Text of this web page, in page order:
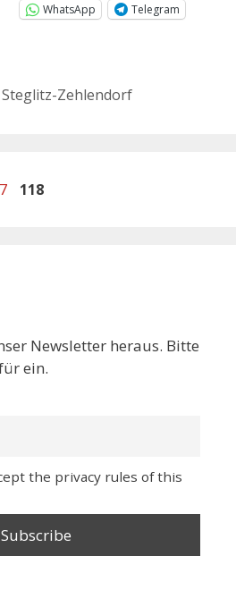
WhatsApp
Telegram
Steglitz-Zehlendorf
118
Newsletter heraus. Bitte
ein.
the privacy rules of this